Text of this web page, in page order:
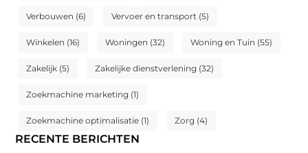
Verbouwen (6) Vervoer en transport (5)
Winkelen (16) Woningen (32) Woning en Tuin (55)
Zakelijk (5) Zakelijke dienstverlening (32)
Zoekmachine marketing (1)
Zoekmachine optimalisatie (1) Zorg (4)
RECENTE BERICHTEN